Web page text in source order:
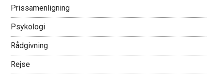
Prissamenligning
Psykologi
Rådgivning
Rejse